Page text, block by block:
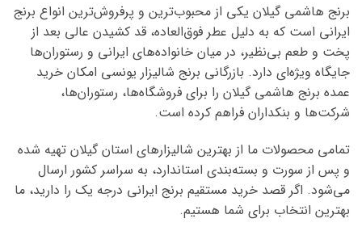
برنج هاشمی گیلان یکی از محبوب‌ترین و پرفروش‌ترین انواع برنج
ایرانی است که به دلیل عطر فوق‌العاده، قد کشیدن عالی بعد از
پخت و طعم بی‌نظیر، در میان خانواده‌های ایرانی و رستوران‌ها
جایگاه ویژه‌ای دارد. بازرگانی برنج شالیزار یونسی امکان خرید
عمده برنج هاشمی گیلان را برای فروشگاه‌ها، رستوران‌ها،
شرکت‌ها و بنکداران فراهم کرده است.
تمامی محصولات ما از بهترین شالیزارهای استان گیلان تهیه شده
و پس از سورت و بسته‌بندی استاندارد، به سراسر کشور ارسال
می‌شود. اگر قصد خرید مستقیم برنج ایرانی درجه یک را دارید، ما
بهترین انتخاب برای شما هستیم.